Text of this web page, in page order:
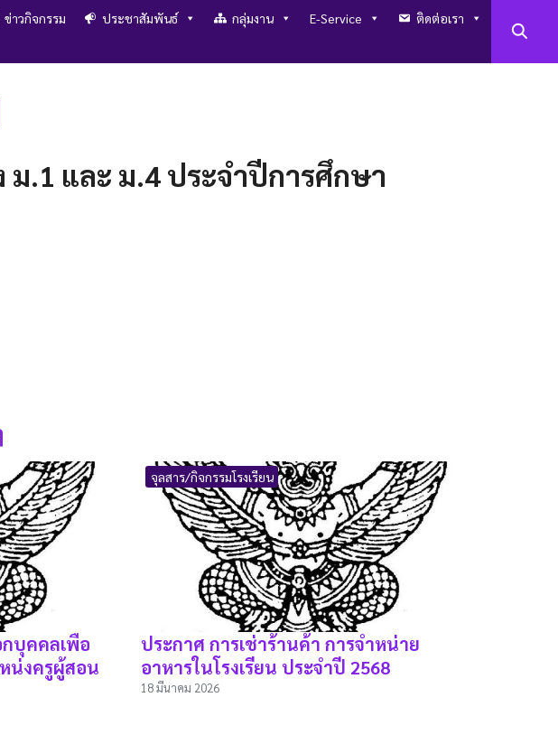
ข่าวกิจกรรม ประชาสัมพันธ์ กลุ่มงาน E-Service ติดต่อเรา
.1 และ ม.4 ประจำปีการศึกษา
บุคคลเพื่อ
น่งครูผู้สอน
จุลสาร/กิจกรรมโรงเรียน
ประกาศ การเช่าร้านค้า การจำหน่าย
อาหารในโรงเรียน ประจำปี 2568
18 มีนาคม 2026